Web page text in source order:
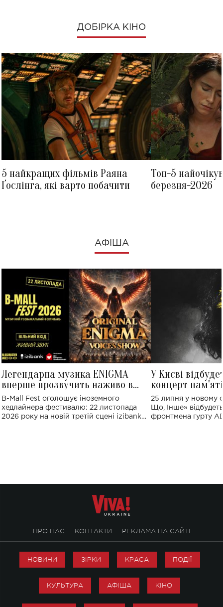
ДОБІРКА КІНО
5 найкращих фільмів Раяна
Ґослінга, які варто побачити
Топ-5
березня-2026
АФІША
Легендарна музика ENIGMA
вперше прозвучить наживо в
Україні: де відбудеться концерт
B-Mall Fest оголошує іноземного
хедлайнера фестивалю: 22 листопада
2026 року на новій третій сцені izibank
У Києві
концерт
Клименка:
виконають
25 липня у новому
Що, Інше»
фронтмена гурту
ПРО НАС КОНТАКТИ РЕКЛАМА НА САЙТІ
НОВИНИ ЗІРКИ КРАСА ПОДІЇ
КУЛЬТУРА АФІША КІНО